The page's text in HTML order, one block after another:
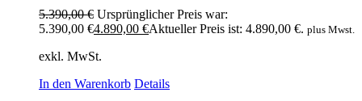
5.390,00€ Ursprünglicher Preis war:
5.390,00 €4.890,00 €Aktueller Preis ist: 4.890,00 €. plus Mwst.
exkl. MwSt.
In den Warenkorb Details